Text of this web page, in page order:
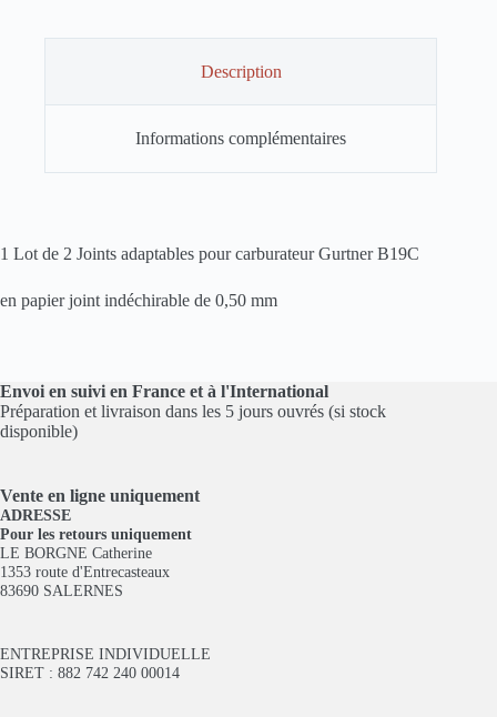
Description
Informations complémentaires
1 Lot de 2 Joints adaptables pour carburateur Gurtner B19C
en papier joint indéchirable de 0,50 mm
Envoi en suivi en France et à l'International
Préparation et livraison dans les 5 jours ouvrés (si stock
disponible)
Vente en ligne uniquement
ADRESSE
Pour les retours uniquement
LE BORGNE Catherine
1353 route d'Entrecasteaux
83690 SALERNES
ENTREPRISE INDIVIDUELLE
SIRET : 882 742 240 00014